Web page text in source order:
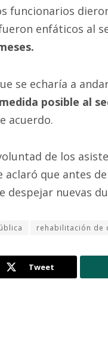
funcionarios
enfáticos al
se echaría a
posible al
acuerdo.
de los
aclaró que antes
despejar nuevas
rehabilitación de
Tweet